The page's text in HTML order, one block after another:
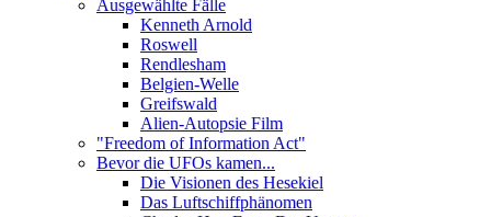
Ausgewählte Fälle
Kenneth Arnold
Roswell
Rendlesham
Belgien-Welle
Greifswald
Alien-Autopsie Film
"Freedom of Information Act"
Bevor die UFOs kamen...
Die Visionen des Hesekiel
Das Luftschiffphänomen